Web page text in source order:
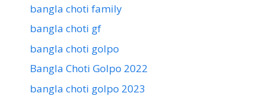
bangla choti family
bangla choti gf
bangla choti golpo
Bangla Choti Golpo 2022
bangla choti golpo 2023